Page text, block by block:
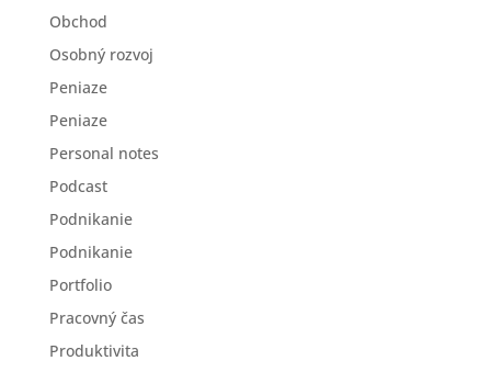
Obchod
Osobný rozvoj
Peniaze
Peniaze
Personal notes
Podcast
Podnikanie
Podnikanie
Portfolio
Pracovný čas
Produktivita